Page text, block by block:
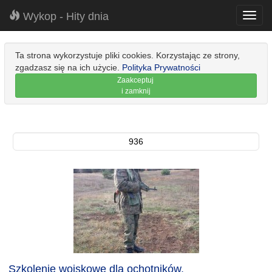
Wykop - Hity dnia
Ta strona wykorzystuje pliki cookies. Korzystając ze strony,
zgadzasz się na ich użycie. Polityka Prywatności
Zaakceptuj
i zamknij
936
Szkolenie wojskowe dla ochotników.